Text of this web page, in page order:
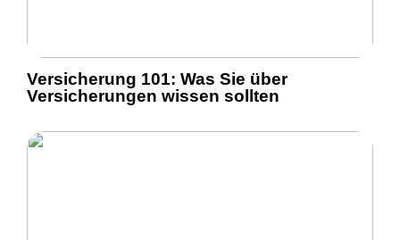
Versicherung 101: Was Sie über
Versicherungen wissen sollten